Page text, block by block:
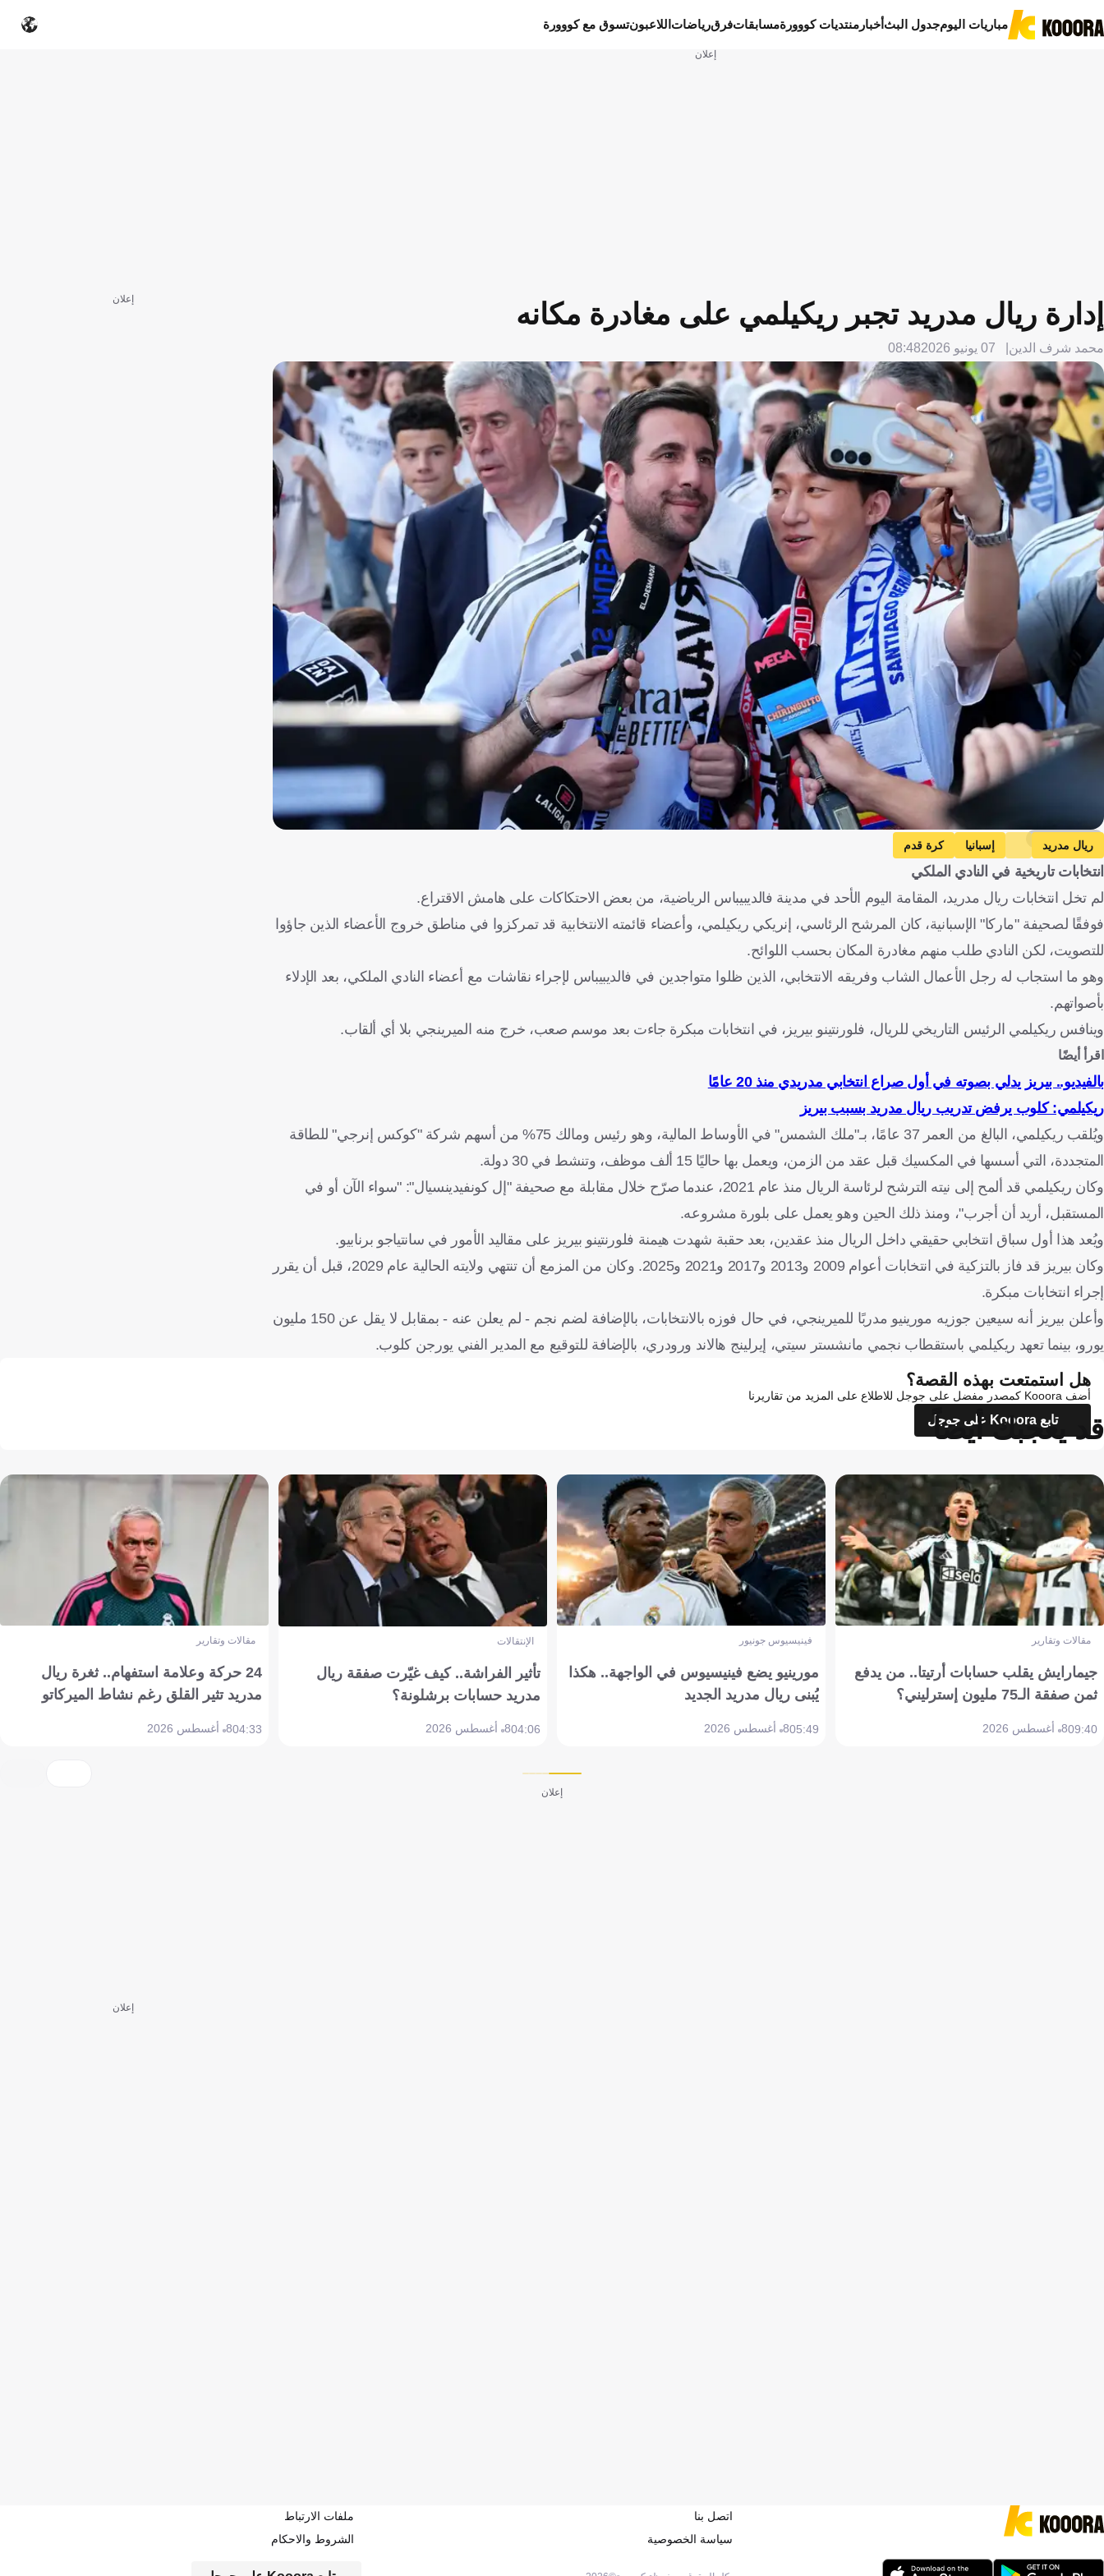
مباريات اليومجدول البثأخبار منتديات كووورةمسابقاتفرقرياضات اللاعبونتسوق مع كووورة
إعلان
إدارة ريال مدريد تجبر ريكيلمي على مغادرة مكانه
محمد شرف الدين 07 يونيو 2026 08:48
Getty Images
ريال مدريد إسبانيا كرة قدم
انتخابات تاريخية في النادي الملكي
لم تخل انتخابات ريال مدريد، المقامة اليوم الأحد في مدينة فالديبيباس الرياضية، من بعض الاحتكاكات على هامش الاقتراع.
فوفقًا لصحيفة "ماركا" الإسبانية، كان المرشح الرئاسي، إنريكي ريكيلمي، وأعضاء قائمته الانتخابية قد تمركزوا في مناطق خروج الأعضاء الذين جاؤوا
للتصويت، لكن النادي طلب منهم مغادرة المكان بحسب اللوائح.
وهو ما استجاب له رجل الأعمال الشاب وفريقه الانتخابي، الذين ظلوا متواجدين في فالديبيباس لإجراء نقاشات مع أعضاء النادي الملكي، بعد الإدلاء
بأصواتهم.
وينافس ريكيلمي الرئيس التاريخي للريال، فلورنتينو بيريز، في انتخابات مبكرة جاءت بعد موسم صعب، خرج منه الميرينجي بلا أي ألقاب.
اقرأ أيضًا
بالفيديو.. بيريز يدلي بصوته في أول صراع انتخابي مدريدي منذ 20 عامًا
ريكيلمي: كلوب يرفض تدريب ريال مدريد بسبب بيريز
ويُلقب ريكيلمي، البالغ من العمر 37 عامًا، بـ"ملك الشمس" في الأوساط المالية، وهو رئيس ومالك 75% من أسهم شركة "كوكس إنرجي" للطاقة
المتجددة، التي أسسها في المكسيك قبل عقد من الزمن، ويعمل بها حاليًا 15 ألف موظف، وتنشط في 30 دولة.
وكان ريكيلمي قد ألمح إلى نيته الترشح لرئاسة الريال منذ عام 2021، عندما صرّح خلال مقابلة مع صحيفة "إل كونفيدينسيال": "سواء الآن أو في
المستقبل، أريد أن أجرب"، ومنذ ذلك الحين وهو يعمل على بلورة مشروعه.
ويُعد هذا أول سباق انتخابي حقيقي داخل الريال منذ عقدين، بعد حقبة شهدت هيمنة فلورنتينو بيريز على مقاليد الأمور في سانتياجو برنابيو.
وكان بيريز قد فاز بالتزكية في انتخابات أعوام 2009 و2013 و2017 و2021 و2025. وكان من المزمع أن تنتهي ولايته الحالية عام 2029، قبل أن يقرر
إجراء انتخابات مبكرة.
وأعلن بيريز أنه سيعين جوزيه مورينيو مدربًا للميرينجي، في حال فوزه بالانتخابات، بالإضافة لضم نجم - لم يعلن عنه - بمقابل لا يقل عن 150 مليون
يورو، بينما تعهد ريكيلمي باستقطاب نجمي مانشستر سيتي، إيرلينج هالاند ورودري، بالإضافة للتوقيع مع المدير الفني يورجن كلوب.
إعلان
هل استمتعت بهذه القصة؟
أضف Kooora كمصدر مفضل على جوجل للاطلاع على المزيد من تقاريرنا
تابع Kooora على جوجل
قد يعجبك أيضاً
مقالات وتقارير
جيمارايش يقلب حسابات أرتيتا.. من يدفع
ثمن صفقة الـ75 مليون إسترليني؟
09:408 أغسطس 2026
فينيسيوس جونيور
مورينيو يضع فينيسيوس في الواجهة.. هكذا
يُبنى ريال مدريد الجديد
05:498 أغسطس 2026
الإنتقالات
تأثير الفراشة.. كيف غيّرت صفقة ريال
مدريد حسابات برشلونة؟
04:068 أغسطس 2026
مقالات وتقارير
24 حركة وعلامة استفهام.. ثغرة ريال
مدريد تثير القلق رغم نشاط الميركاتو
04:338 أغسطس 2026
إعلان
إعلان
اتصل بنا
ملفات الارتباط
سياسة الخصوصية
الشروط والاحكام